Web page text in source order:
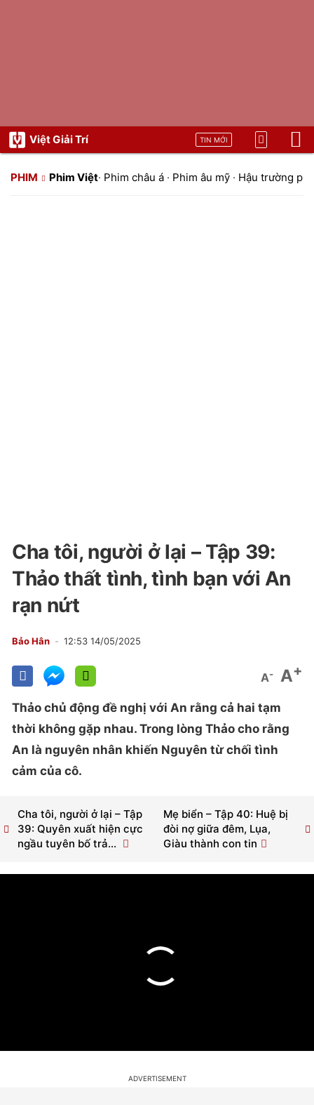
Việt Giải Trí TIN MỚI
PHIM Phim Việt· Phim châu á · Phim âu mỹ · Hậu trường
Cha tôi, người ở lại – Tập 39:
Thảo thất tình, tình bạn với An
rạn nứt
Bảo Hân 12:53 14/05/2025
A- A+
Thảo chủ động đề nghị với An rằng cả hai tạm
thời không gặp nhau. Trong lòng Thảo cho rằng
An là nguyên nhân khiến Nguyên từ chối tình
cảm của cô.
Mẹ biển – Tập 40: Huệ bị
đòi nợ giữa đêm, Lụa,
Giàu thành con tin
Cha tôi, người ở lại – Tập
39: Quyên xuất hiện cực
ngầu tuyên bố trả...